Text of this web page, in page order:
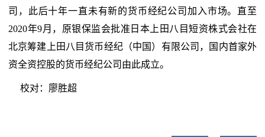
司，此后十年一直未有新的货币经纪公司加入市场。直至
2020年9月，原银保监会批准日本上田八目短资株式会社在
北京筹建上田八目货币经纪（中国）有限公司，国内首家外
资全资控股的货币经纪公司由此成立。
校对：廖胜超